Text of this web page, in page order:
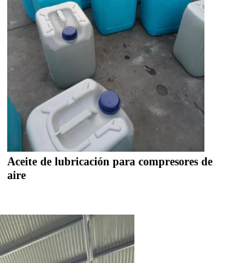
Aceite de lubricación para compresores de
aire